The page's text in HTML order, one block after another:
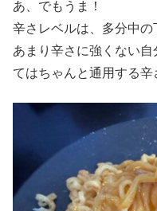
あ、でもうま！
辛さレベルは、多分中の
あまり辛さに強くない
てはちゃんと通用する辛